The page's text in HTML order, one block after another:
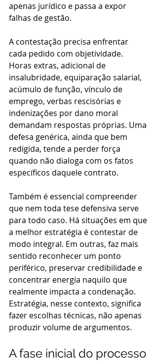
apenas jurídico e passa a expor
falhas de gestão.
A contestação precisa enfrentar
cada pedido com objetividade.
Horas extras, adicional de
insalubridade, equiparação salarial,
acúmulo de função, vínculo de
emprego, verbas rescisórias e
indenizações por dano moral
demandam respostas próprias. Uma
defesa genérica, ainda que bem
redigida, tende a perder força
quando não dialoga com os fatos
específicos daquele contrato.
Também é essencial compreender
que nem toda tese defensiva serve
para todo caso. Há situações em que
a melhor estratégia é contestar de
modo integral. Em outras, faz mais
sentido reconhecer um ponto
periférico, preservar credibilidade e
concentrar energia naquilo que
realmente impacta a condenação.
Estratégia, nesse contexto, significa
fazer escolhas técnicas, não apenas
produzir volume de argumentos.
A fase inicial do processo